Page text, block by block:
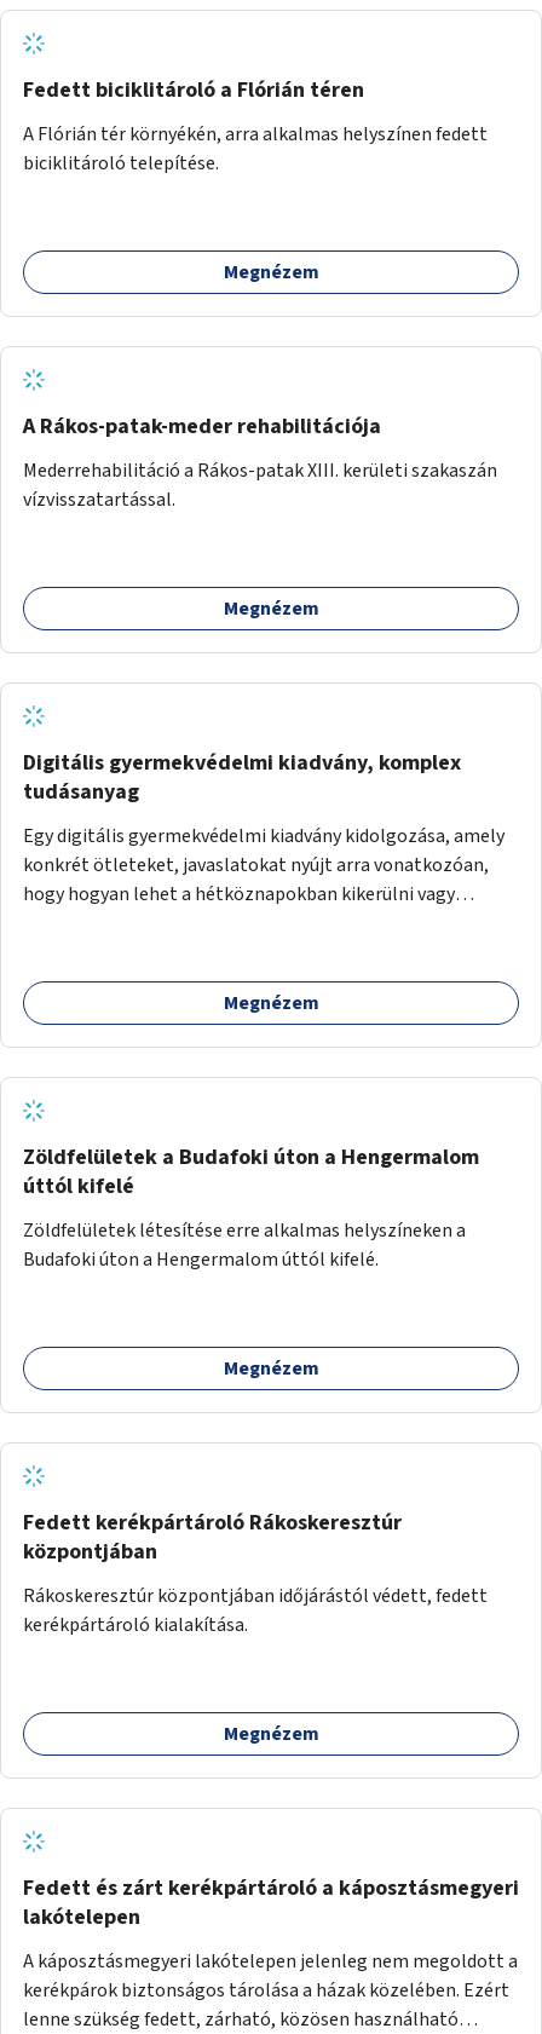
Fedett biciklitároló a Flórián téren
A Flórián tér környékén, arra alkalmas helyszínen fedett
biciklitároló telepítése.
Megnézem
A Rákos-patak-meder rehabilitációja
Mederrehabilitáció a Rákos-patak XIII. kerületi szakaszán
vízvisszatartással.
Megnézem
Digitális gyermekvédelmi kiadvány, komplex
tudásanyag
Egy digitális gyermekvédelmi kiadvány kidolgozása, amely
konkrét ötleteket, javaslatokat nyújt arra vonatkozóan,
hogy hogyan lehet a hétköznapokban kikerülni vagy
Megnézem
Zöldfelületek a Budafoki úton a Hengermalom
úttól kifelé
Zöldfelületek létesítése erre alkalmas helyszíneken a
Budafoki úton a Hengermalom úttól kifelé.
Megnézem
Fedett kerékpártároló Rákoskeresztúr
központjában
Rákoskeresztúr központjában időjárástól védett, fedett
kerékpártároló kialakítása.
Megnézem
Fedett és zárt kerékpártároló a káposztásmegyeri
lakótelepen
A káposztásmegyeri lakótelepen jelenleg nem megoldott a
kerékpárok biztonságos tárolása a házak közelében. Ezért
lenne szükség fedett, zárható, közösen használható